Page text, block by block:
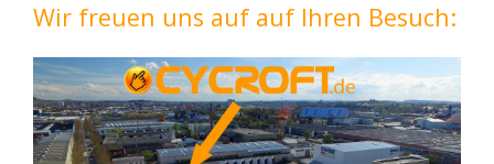
Wir freuen uns auf auf Ihren Besuch: